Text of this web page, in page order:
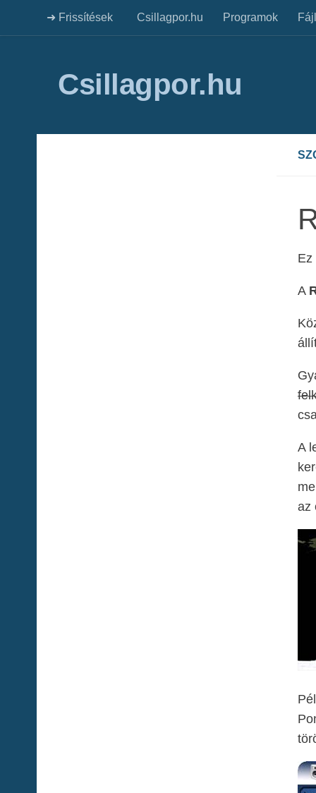
➜ Frissítések Csillagpor.hu Programok
Csillagpor.hu
A
A
az